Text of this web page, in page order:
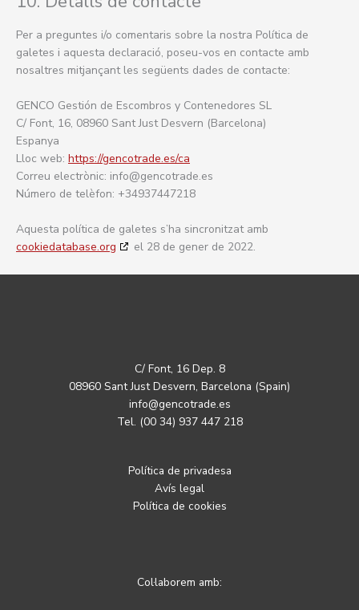
Per a preguntes i/o comentaris sobre la nostra Política de
galetes i aquesta declaració, poseu-vos en contacte amb
nosaltres mitjançant les següents dades de contacte:
GENCO Gestión de Escombros y Contenedores SL
C/ Font, 16, 08960 Sant Just Desvern (Barcelona)
Espanya
Lloc web: https://gencotrade.es/ca
Correu electrònic: info@gencotrade.es
Número de telèfon: +34937447218
Aquesta política de galetes s’ha sincronitzat amb
cookiedatabase.org
el 28 de gener de 2022.
C/ Font, 16 Dep. 8
08960 Sant Just Desvern, Barcelona (Spain)
info@gencotrade.es
Tel. (00 34) 937 447 218
Política de privadesa
Avís legal
Política de cookies
Col·laborem amb: